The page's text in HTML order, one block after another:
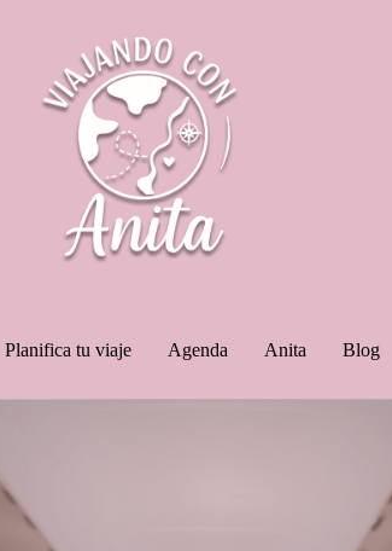
Planifica tu viaje Agenda Anita Blog